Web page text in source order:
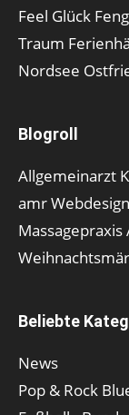
Feel Glück
Traum
Nordsee
Blogroll
Allgemeinarzt
amr Webdesign
Beliebte
News
Pop & Rock